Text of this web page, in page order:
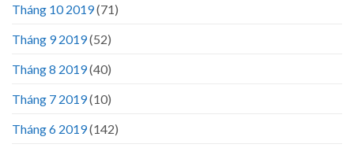
Tháng 10 2019(71)
Tháng 9 2019(52)
Tháng 8 2019(40)
Tháng 7 2019(10)
Tháng 6 2019(142)